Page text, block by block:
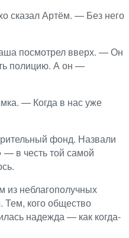
сказал Артём. — Без него
посмотрел вверх. — Он
полицию. А он —
— Когда в нас уже
фонд. Назвали
— в честь той самой
неблагополучных
кого общество
надежда — как когда-